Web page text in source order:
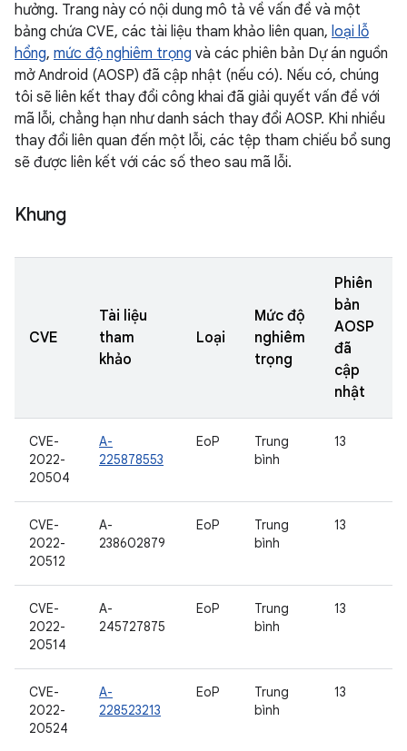
hưởng. Trang này có nội dung mô tả về vấn đề và một
bảng chứa CVE, các tài liệu tham khảo liên quan, loại lỗ
hổng, mức độ nghiêm trọng và các phiên bản Dự án nguồn
mở Android (AOSP) đã cập nhật (nếu có). Nếu có, chúng
tôi sẽ liên kết thay đổi công khai đã giải quyết vấn đề với
mã lỗi, chẳng hạn như danh sách thay đổi AOSP. Khi nhiều
thay đổi liên quan đến một lỗi, các tệp tham chiếu bổ sung
sẽ được liên kết với các số theo sau mã lỗi.
Khung
CVE
Tài liệu
tham
khảo
Loại
Mức độ
nghiêm
trọng
Phiên
bản
AOSP
đã
cập
nhật
CVE-
2022-
20504
A-
225878553
EoP
Trung
bình
13
CVE-
2022-
20512
A-
238602879
EoP
Trung
bình
13
CVE-
2022-
20514
A-
245727875
EoP
Trung
bình
13
CVE-
2022-
20524
A-
228523213
EoP
Trung
bình
13